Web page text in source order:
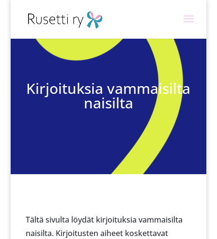
Kirjoituksia vammaisilta
naisilta
Tältä sivulta löydät kirjoituksia vammaisilta
naisilta. Kirjoitusten aiheet koskettavat